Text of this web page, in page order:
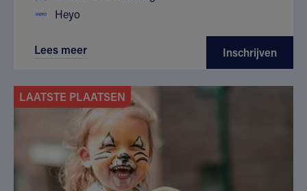
Heyo
Lees meer Inschrijven
LAATSTE PLAATSEN